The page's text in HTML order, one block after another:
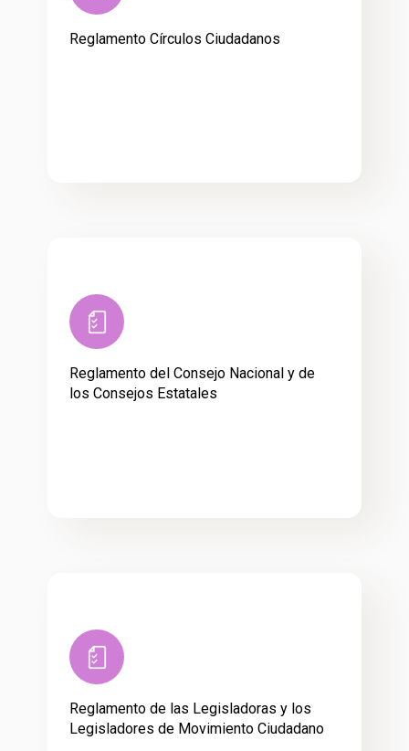
Reglamento Círculos Ciudadanos
Reglamento del Consejo Nacional y de
los Consejos Estatales
Reglamento de las Legisladoras y los
Legisladores de Movimiento Ciudadano